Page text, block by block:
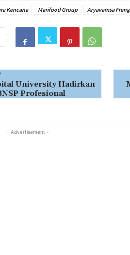
Kencana
Marifood Group Aryavamsa
University Hadirkan
Profesional
- Advertisement -